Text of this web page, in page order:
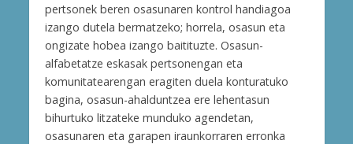
pertsonek beren osasunaren kontrol handiagoa
izango dutela bermatzeko; horrela, osasun eta
ongizate hobea izango baitituzte. Osasun-
alfabetatze eskasak pertsonengan eta
komunitatearengan eragiten duela konturatuko
bagina, osasun-ahalduntzea ere lehentasun
bihurtuko litzateke munduko agendetan,
osasunaren eta garapen iraunkorraren erronka